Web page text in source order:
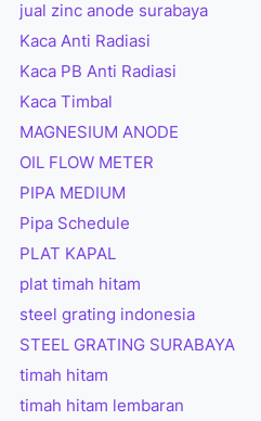
jual zinc anode surabaya
Kaca Anti Radiasi
Kaca PB Anti Radiasi
Kaca Timbal
MAGNESIUM ANODE
OIL FLOW METER
PIPA MEDIUM
Pipa Schedule
PLAT KAPAL
plat timah hitam
steel grating indonesia
STEEL GRATING SURABAYA
timah hitam
timah hitam lembaran